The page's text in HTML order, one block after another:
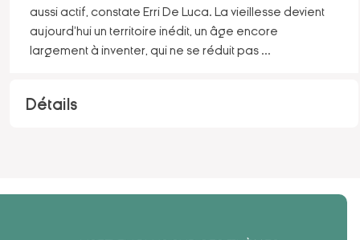
aussi actif, constate Erri De Luca. La vieillesse devient
aujourd'hui un territoire inédit, un âge encore
largement à inventer, qui ne se réduit pas ...
Détails